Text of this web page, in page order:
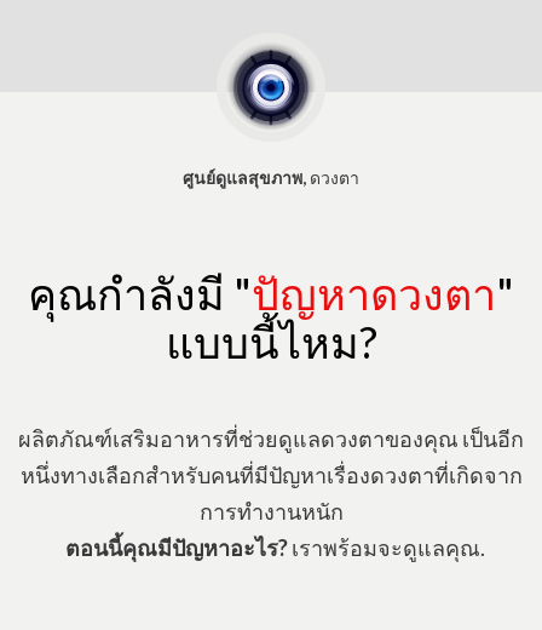
​ศูนย์ดูแลสุขภาพ, ดวงตา
คุณกำลังมี "ปัญหาดวงตา"
แบบนี้ไหม?
​ผลิตภัณฑ์เสริมอาหารที่ช่วยดูแลดวงตาของคุณ เป็นอีก
หนึ่งทางเลือกสำหรับคนที่มีปัญหาเรื่องดวงตาที่เกิดจาก
การทำงานหนัก
​ตอนนี้คุณมีปัญหาอะไร?เราพร้อมจะดูแลคุณ.